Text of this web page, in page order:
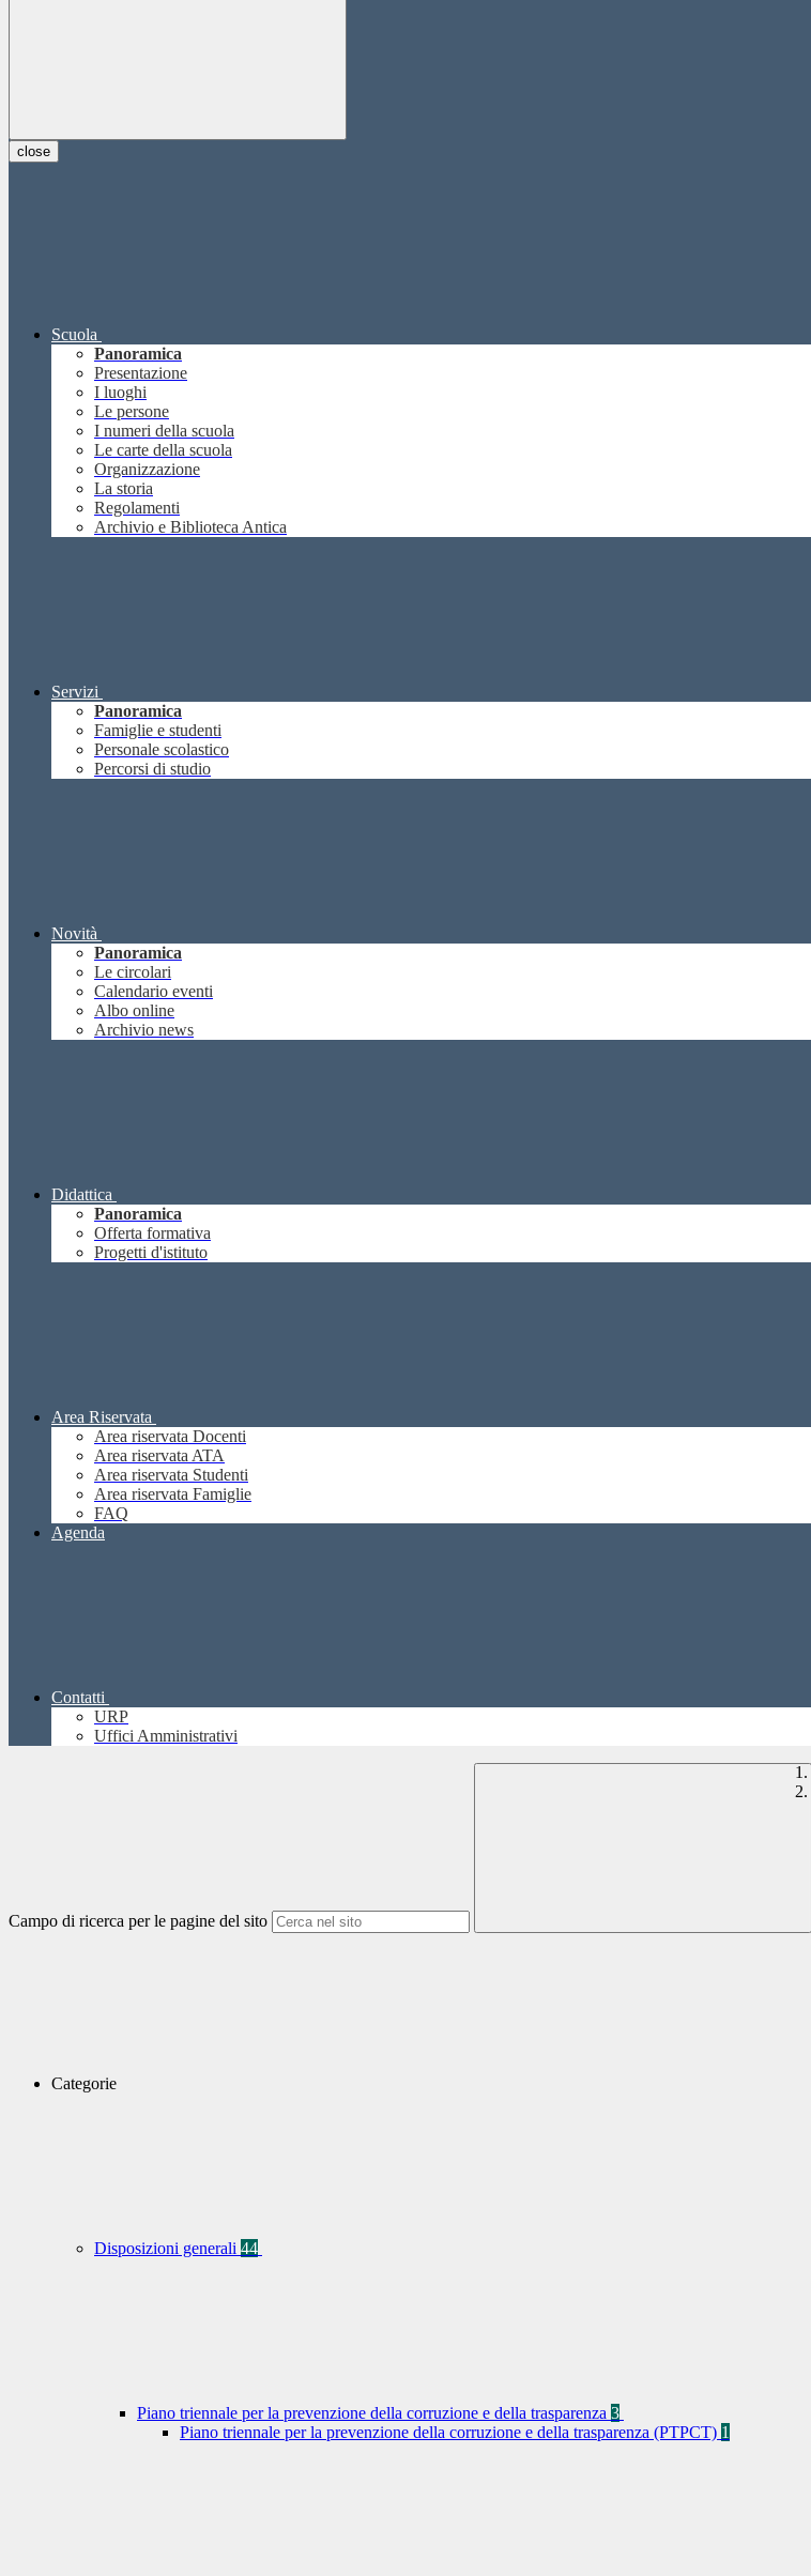
close
Scuola
Panoramica
Presentazione
I luoghi
Le persone
I numeri della scuola
Le carte della scuola
Organizzazione
La storia
Regolamenti
Archivio e Biblioteca Antica
Servizi
Panoramica
Famiglie e studenti
Personale scolastico
Percorsi di studio
Novità
Panoramica
Le circolari
Calendario eventi
Albo online
Archivio news
Didattica
Panoramica
Offerta formativa
Progetti d'istituto
Area Riservata
Area riservata Docenti
Area riservata ATA
Area riservata Studenti
Area riservata Famiglie
FAQ
Agenda
Contatti
URP
Uffici Amministrativi
Campo di ricerca per le pagine del sito
Categorie
Disposizioni generali 44
Piano triennale per la prevenzione della corruzione e della trasparenza 3
Piano triennale per la prevenzione della corruzione e della trasparenza (PTPCT) 1